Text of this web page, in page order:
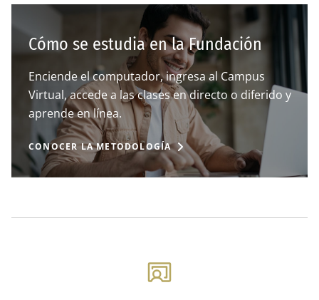
Cómo se estudia en la Fundación
Enciende el computador, ingresa al Campus
Virtual, accede a las clases en directo o diferido y
aprende en línea.
CONOCER LA METODOLOGÍA